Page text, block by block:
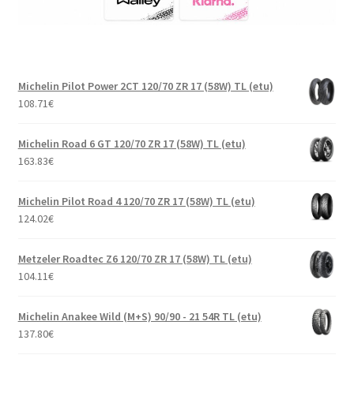
Michelin Pilot Power 2CT 120/70 ZR 17 (58W) TL (etu)
108.71€
Michelin Road 6 GT 120/70 ZR 17 (58W) TL (etu)
163.83€
Michelin Pilot Road 4 120/70 ZR 17 (58W) TL (etu)
124.02€
Metzeler Roadtec Z6 120/70 ZR 17 (58W) TL (etu)
104.11€
Michelin Anakee Wild (M+S) 90/90 - 21 54R TL (etu)
137.80€